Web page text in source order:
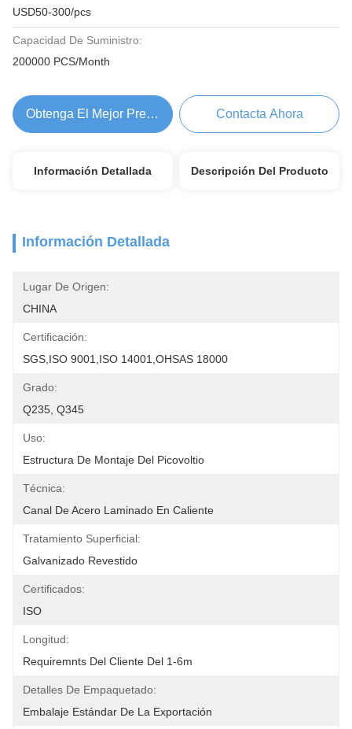
USD50-300/pcs
Capacidad De Suministro:
200000 PCS/Month
Obtenga El Mejor Precio Contacta Ahora
Información Detallada Descripción Del Producto
Información Detallada
Lugar De Origen:
CHINA
Certificación:
SGS,ISO 9001,ISO 14001,OHSAS 18000
Grado:
Q235, Q345
Uso:
Estructura De Montaje Del Picovoltio
Técnica:
Canal De Acero Laminado En Caliente
Tratamiento Superficial:
Galvanizado Revestido
Certificados:
ISO
Longitud:
Requiremnts Del Cliente Del 1-6m
Detalles De Empaquetado:
Embalaje Estándar De La Exportación